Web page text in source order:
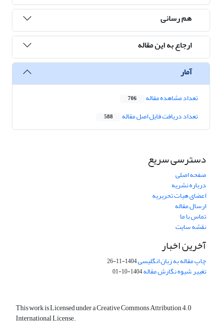
هم رسانی
ارجاع به این مقاله
آمار
تعداد مشاهده مقاله 706
تعداد دریافت فایل اصل مقاله 588
دسترسی سریع
صفحه اصلی
درباره نشریه
اعضای هیات تحریریه
ارسال مقاله
تماس با ما
نقشه سایت
آخرین اخبار
چاپ مقاله به زبان انگلیسی1404-11-26
تغییر شیوه نگارش مقاله1404-10-01
This work is Licensed under a Creative Commons Attribution 4.0
International License.